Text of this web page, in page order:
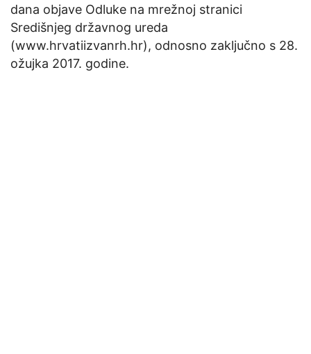
dana objave Odluke na mrežnoj stranici
Središnjeg državnog ureda
(www.hrvatiizvanrh.hr), odnosno zaključno s 28.
ožujka 2017. godine.